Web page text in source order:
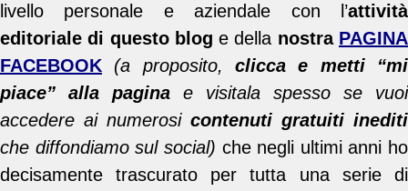
livello personale e aziendale con l’attività
editoriale di questo blog e della nostra PAGINA
FACEBOOK
(a proposito,clicca e metti “mi
piace” alla pagina e visitala spesso se vuoi
accedere ai numerosi contenuti gratuiti inediti
che diffondiamo sul social) che negli ultimi anni ho
decisamente trascurato per tutta una serie di